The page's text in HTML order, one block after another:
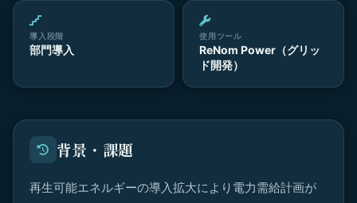
導入段階
部門導入
使用ツール
ReNom Power（グリッ
ド開発）
背景・課題
再生可能エネルギーの導入拡大により電力需給計画が